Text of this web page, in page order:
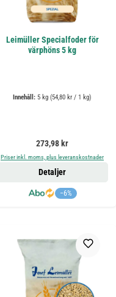
Leimüller Specialfoder för
värphöns 5 kg
Innehåll: 5 kg (54,80 kr / 1 kg)
Ordinarie pris:
273,98 kr
Priser inkl. moms, plus leveranskostnader
−6%
Detaljer